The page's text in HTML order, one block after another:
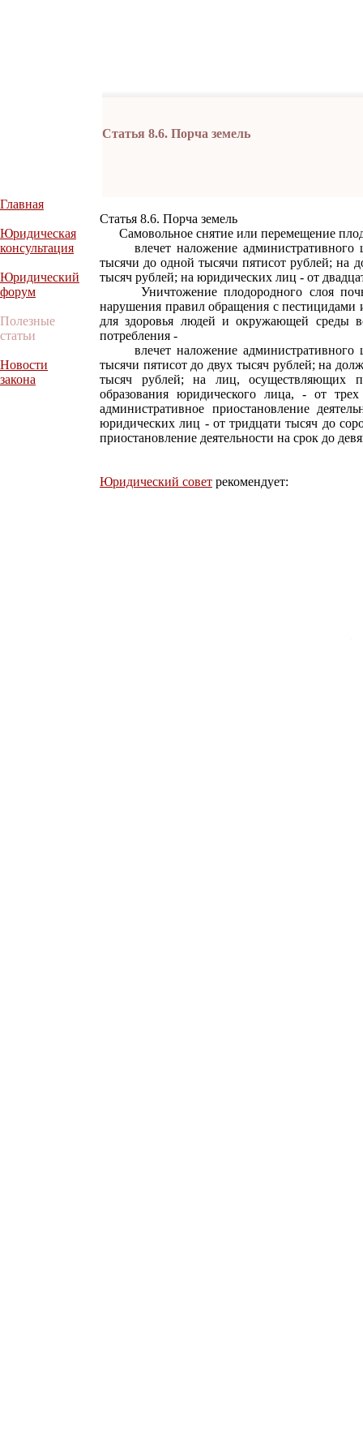
Статья 8.6. Порча земель
Главная
Юридическая
консультация
Юридический
форум
Полезные
статьи
Новости
закона
Статья 8.6. Порча земель
Самовольное снятие или перемещение
влечет наложение административного
тысячи до одной тысячи пятисот рублей; на
тысяч рублей; на юридических лиц - от
Уничтожение плодородного слоя
нарушения правил обращения с
для здоровья людей и окружающей среды
потребления -
влечет наложение административного
тысячи пятисот до двух тысяч рублей; на
тысяч рублей; на лиц, осуществляющих
образования юридического лица, - от
административное приостановление
юридических лиц - от тридцати тысяч до
приостановление деятельности на срок до
Юридический совет рекомендует: